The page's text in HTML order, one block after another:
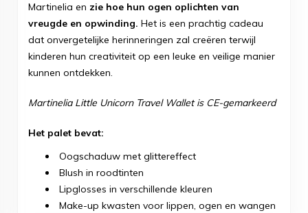
Martinelia en zie hoe hun ogen oplichten van
vreugde en opwinding. Het is een prachtig cadeau
dat onvergetelijke herinneringen zal creëren terwijl
kinderen hun creativiteit op een leuke en veilige manier
kunnen ontdekken.
Martinelia Little Unicorn Travel Wallet is CE-gemarkeerd
Het palet bevat:
Oogschaduw met glittereffect
Blush in roodtinten
Lipglosses in verschillende kleuren
Make-up kwasten voor lippen, ogen en wangen